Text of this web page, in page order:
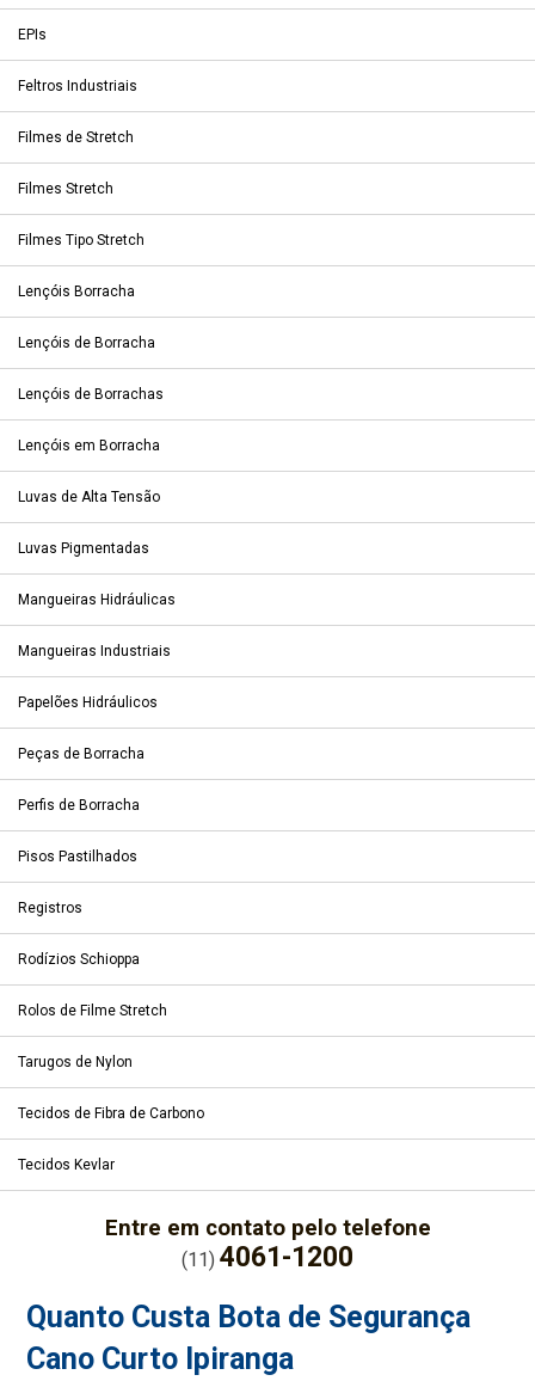
EPIs
Feltros Industriais
Filmes de Stretch
Filmes Stretch
Filmes Tipo Stretch
Lençóis Borracha
Lençóis de Borracha
Lençóis de Borrachas
Lençóis em Borracha
Luvas de Alta Tensão
Luvas Pigmentadas
Mangueiras Hidráulicas
Mangueiras Industriais
Papelões Hidráulicos
Peças de Borracha
Perfis de Borracha
Pisos Pastilhados
Registros
Rodízios Schioppa
Rolos de Filme Stretch
Tarugos de Nylon
Tecidos de Fibra de Carbono
Tecidos Kevlar
Entre em contato pelo telefone
(11) 4061-1200
Quanto Custa Bota de Segurança
Cano Curto Ipiranga